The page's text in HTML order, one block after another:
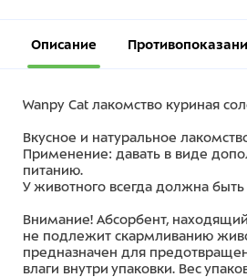
Описание
Wanpy Cat лакомство куриная
Вкусное и натуральное
Применение: давать в виде
питанию.
У животного всегда должна
Внимание! Абсорбент,
не подлежит скармливанию
предназначен для
влаги внутри упаковки. Вес